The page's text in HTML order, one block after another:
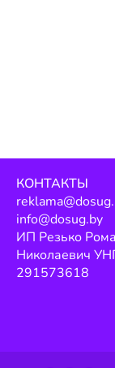
КОНТАКТЫ
info@dosug.by
ИП Резько
Николаевич
291573618